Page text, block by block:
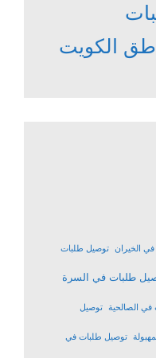
الكويت
الخيران توصيل طلبات
طلبات في السرة
الصالحية توصيل
توصيل طلبات في